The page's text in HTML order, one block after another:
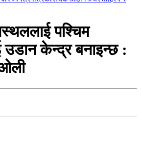
पश्चिम
उडान केन्द्र बनाइन्छ :